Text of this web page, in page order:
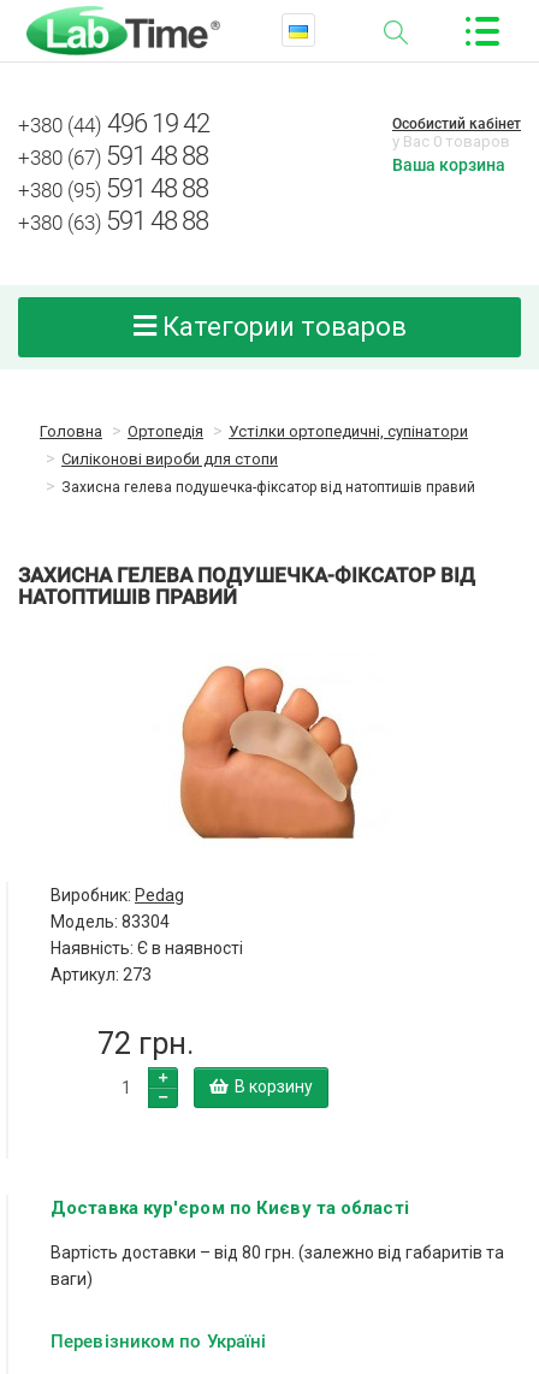
+380 (44) 496 19 42
+380 (67) 591 48 88
+380 (95) 591 48 88
+380 (63) 591 48 88
Особистий кабінет
у Вас 0 товаров
Ваша корзина
Категории товаров
Головна Ортопедія
Устілки ортопедичні, супінатори
Силіконові вироби для стопи
Захисна гелева подушечка-фіксатор від натоптишів правий
ЗАХИСНА ГЕЛЕВА ПОДУШЕЧКА-ФІКСАТОР ВІД
НАТОПТИШІВ ПРАВИЙ
Виробник: Pedag
Модель: 83304
Наявність: Є в наявності
Артикул: 273
72 грн.
В корзину
Доставка кур'єром по Києву та області
Вартість доставки – від 80 грн. (залежно від габаритів та
ваги)
Перевізником по Україні